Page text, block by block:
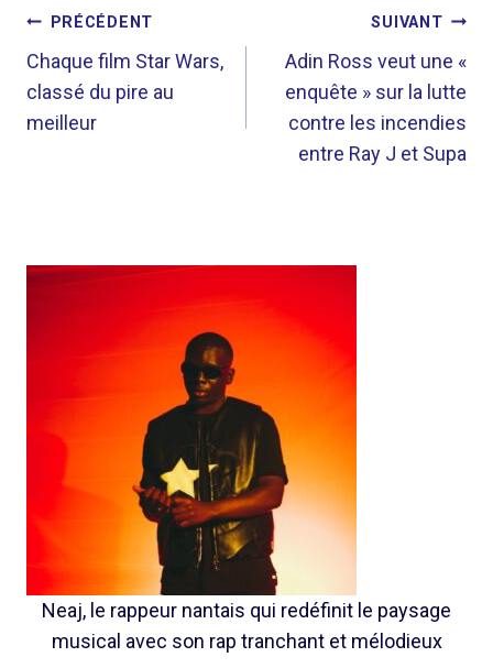
NAVIGATION
DE
L’ARTICLE
PRÉCÉDENT
Chaque film Star Wars,
classé du pire au
meilleur
SUIVANT
Adin Ross veut une «
enquête » sur la lutte
contre les incendies
entre Ray J et Supa
Neaj, le rappeur nantais qui redéfinit le paysage
musical avec son rap tranchant et mélodieux